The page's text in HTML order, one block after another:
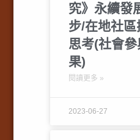
究》永續發
步/在地社
思考(社會
果)
閱讀更多 »
2023-06-27